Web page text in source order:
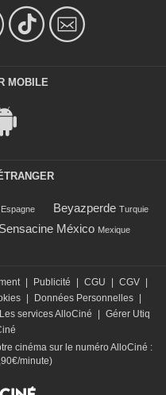
MOBILE
Espagne Beyazperde Turquie
Sensacine México Mexique
Publicité CGU CGV
Données Personnelles
Les services AlloCiné
Gérer Utiq
cinéma sur le numéro AlloCiné :
minute)